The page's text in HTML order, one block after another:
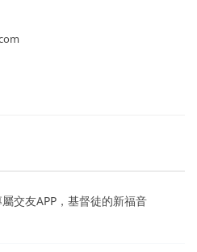
交友APP，基督徒的新福音